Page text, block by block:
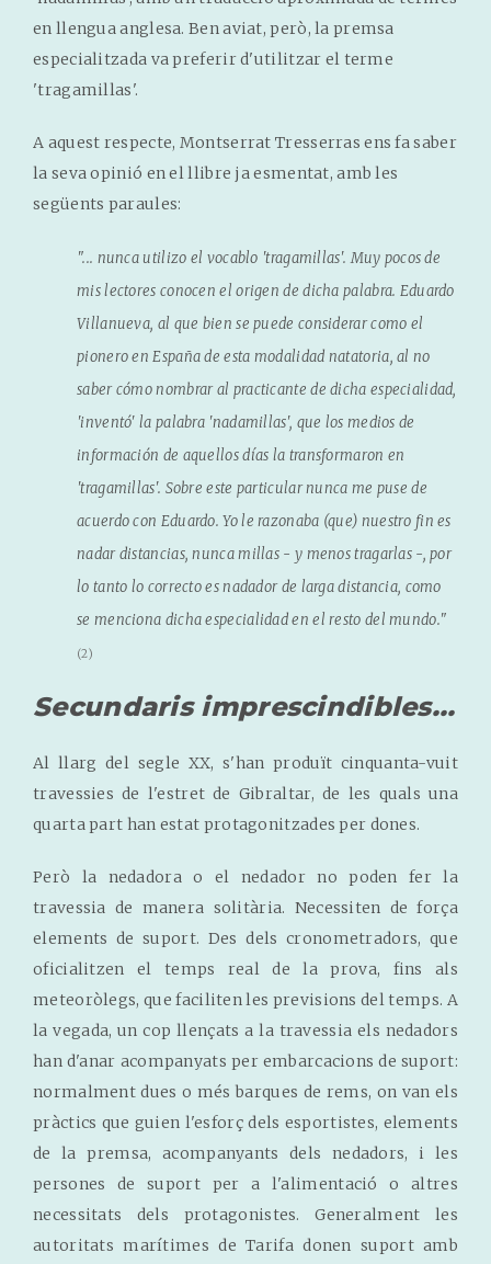
en llengua anglesa. Ben aviat, però, la premsa
especialitzada va preferir d'utilitzar el terme
'tragamillas'.
A aquest respecte, Montserrat Tresserras ens fa saber
la seva opinió en el llibre ja esmentat, amb les
següents paraules:
"... nunca utilizo el vocablo 'tragamillas'. Muy pocos de
mis lectores conocen el origen de dicha palabra. Eduardo
Villanueva, al que bien se puede considerar como el
pionero en España de esta modalidad natatoria, al no
saber cómo nombrar al practicante de dicha especialidad,
'inventó' la palabra 'nadamillas', que los medios de
información de aquellos días la transformaron en
'tragamillas'. Sobre este particular nunca me puse de
acuerdo con Eduardo. Yo le razonaba (que) nuestro fin es
nadar distancias, nunca millas - y menos tragarlas -, por
lo tanto lo correcto es nadador de larga distancia, como
se menciona dicha especialidad en el resto del mundo."
(2)
Secundaris imprescindibles...
Al llarg del segle XX, s'han produït cinquanta-vuit
travessies de l'estret de Gibraltar, de les quals una
quarta part han estat protagonitzades per dones.
Però la nedadora o el nedador no poden fer la
travessia de manera solitària. Necessiten de força
elements de suport. Des dels cronometradors, que
oficialitzen el temps real de la prova, fins als
meteoròlegs, que faciliten les previsions del temps. A
la vegada, un cop llençats a la travessia els nedadors
han d'anar acompanyats per embarcacions de suport:
normalment dues o més barques de rems, on van els
pràctics que guien l'esforç dels esportistes, elements
de la premsa, acompanyants dels nedadors, i les
persones de suport per a l'alimentació o altres
necessitats dels protagonistes. Generalment les
autoritats marítimes de Tarifa donen suport amb